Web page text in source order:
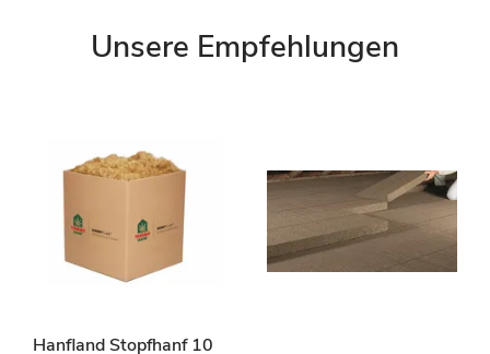
Unsere Empfehlungen
Hanfland Stopfhanf 10